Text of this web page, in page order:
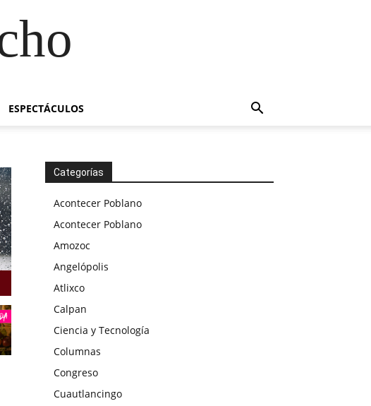
ESPECTÁCULOS
Categorías
Acontecer Poblano
Acontecer Poblano
Amozoc
Angelópolis
Atlixco
Calpan
Ciencia y Tecnología
Columnas
Congreso
Cuautlancingo